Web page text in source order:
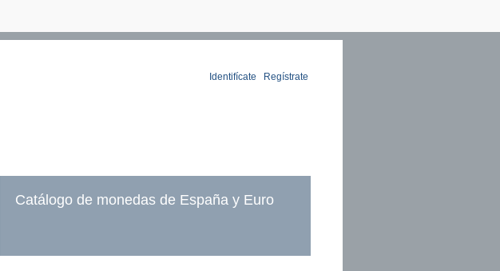
Identifícate Regístrate
Catálogo de monedas de España y Euro